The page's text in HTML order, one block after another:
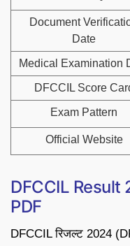
Document
Date
Medical Examination
DFCCIL Score
Exam Pattern
Official Website
DFCCIL
PDF
DFCCIL रिजल्ट 2024